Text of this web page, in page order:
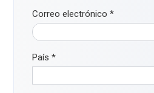
Correo electrónico*
País*